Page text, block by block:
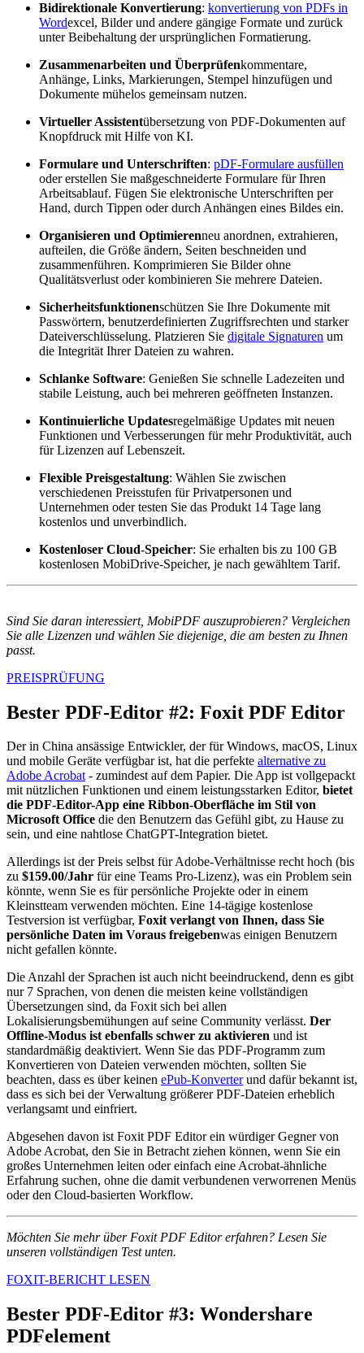
Bidirektionale Konvertierung: konvertierung von PDFs in
Wordexcel, Bilder und andere gängige Formate und zurück
unter Beibehaltung der ursprünglichen Formatierung.
Zusammenarbeiten und Überprüfenkommentare,
Anhänge, Links, Markierungen, Stempel hinzufügen und
Dokumente mühelos gemeinsam nutzen.
Virtueller Assistentübersetzung von PDF-Dokumenten auf
Knopfdruck mit Hilfe von KI.
Formulare und Unterschriften: pDF-Formulare ausfüllen
oder erstellen Sie maßgeschneiderte Formulare für Ihren
Arbeitsablauf. Fügen Sie elektronische Unterschriften per
Hand, durch Tippen oder durch Anhängen eines Bildes ein.
Organisieren und Optimierenneu anordnen, extrahieren,
aufteilen, die Größe ändern, Seiten beschneiden und
zusammenführen. Komprimieren Sie Bilder ohne
Qualitätsverlust oder kombinieren Sie mehrere Dateien.
Sicherheitsfunktionenschützen Sie Ihre Dokumente mit
Passwörtern, benutzerdefinierten Zugriffsrechten und starker
Dateiverschlüsselung. Platzieren Sie digitale Signaturen um
die Integrität Ihrer Dateien zu wahren.
Schlanke Software: Genießen Sie schnelle Ladezeiten und
stabile Leistung, auch bei mehreren geöffneten Instanzen.
Kontinuierliche Updatesregelmäßige Updates mit neuen
Funktionen und Verbesserungen für mehr Produktivität, auch
für Lizenzen auf Lebenszeit.
Flexible Preisgestaltung: Wählen Sie zwischen
verschiedenen Preisstufen für Privatpersonen und
Unternehmen oder testen Sie das Produkt 14 Tage lang
kostenlos und unverbindlich.
Kostenloser Cloud-Speicher: Sie erhalten bis zu 100 GB
kostenlosen MobiDrive-Speicher, je nach gewähltem Tarif.
Sind Sie daran interessiert, MobiPDF auszuprobieren? Vergleichen
Sie alle Lizenzen und wählen Sie diejenige, die am besten zu Ihnen
passt.
PREISPRÜFUNG
Bester PDF-Editor #2: Foxit PDF Editor
Der in China ansässige Entwickler, der für Windows, macOS, Linux
und mobile Geräte verfügbar ist, hat die perfekte alternative zu
Adobe Acrobat- zumindest auf dem Papier. Die App ist vollgepackt
mit nützlichen Funktionen und einem leistungsstarken Editor, bietet
die PDF-Editor-App eine Ribbon-Oberfläche im Stil von
Microsoft Office die den Benutzern das Gefühl gibt, zu Hause zu
sein, und eine nahtlose ChatGPT-Integration bietet.
Allerdings ist der Preis selbst für Adobe-Verhältnisse recht hoch (bis
zu $159.00/Jahr für eine Teams Pro-Lizenz), was ein Problem sein
könnte, wenn Sie es für persönliche Projekte oder in einem
Kleinstteam verwenden möchten. Eine 14-tägige kostenlose
Testversion ist verfügbar, Foxit verlangt von Ihnen, dass Sie
persönliche Daten im Voraus freigebenwas einigen Benutzern
nicht gefallen könnte.
Die Anzahl der Sprachen ist auch nicht beeindruckend, denn es gibt
nur 7 Sprachen, von denen die meisten keine vollständigen
Übersetzungen sind, da Foxit sich bei allen
Lokalisierungsbemühungen auf seine Community verlässt. Der
Offline-Modus ist ebenfalls schwer zu aktivieren und ist
standardmäßig deaktiviert. Wenn Sie das PDF-Programm zum
Konvertieren von Dateien verwenden möchten, sollten Sie
beachten, dass es über keinen ePub-Konverterund dafür bekannt ist,
dass es sich bei der Verwaltung größerer PDF-Dateien erheblich
verlangsamt und einfriert.
Abgesehen davon ist Foxit PDF Editor ein würdiger Gegner von
Adobe Acrobat, den Sie in Betracht ziehen können, wenn Sie ein
großes Unternehmen leiten oder einfach eine Acrobat-ähnliche
Erfahrung suchen, ohne die damit verbundenen verworrenen Menüs
oder den Cloud-basierten Workflow.
Möchten Sie mehr über Foxit PDF Editor erfahren? Lesen Sie
unseren vollständigen Test unten.
FOXIT-BERICHT LESEN
Bester PDF-Editor #3: Wondershare
PDFelement